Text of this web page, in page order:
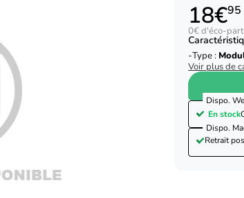
18€95
0€ d'éco-part
Type :
Voir plus de
Dispo.
En stock
Dispo.
Retrait